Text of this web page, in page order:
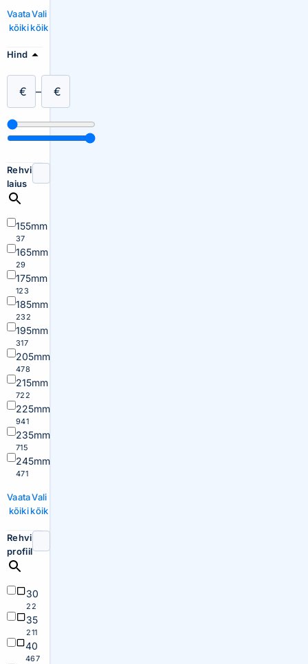
Vaata
kõiki
Vali
kõik
Hind
€ – €
Rehvi
laius
155mm
37
165mm
29
175mm
123
185mm
232
195mm
317
205mm
478
215mm
722
225mm
941
235mm
715
245mm
471
Vaata
kõiki
Vali
kõik
Rehvi
profiil
30
22
35
211
40
467